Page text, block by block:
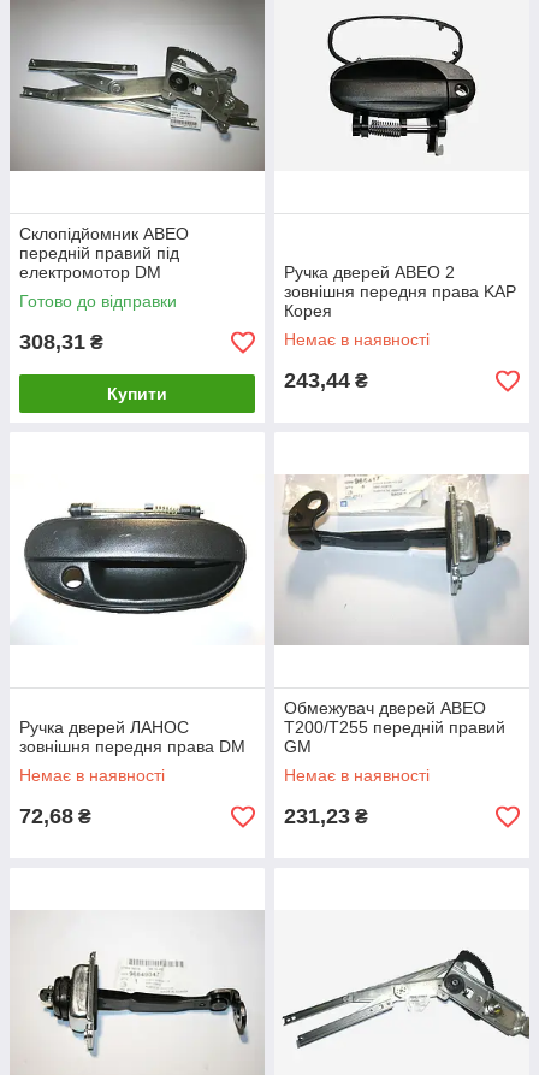
Склопідйомник АВЕО
передній правий під
електромотор DM
Готово до відправки
308,31 ₴
Купити
Ручка дверей АВЕО 2
зовнішня передня права KAP
Корея
Немає в наявності
243,44 ₴
Ручка дверей ЛАНОС
зовнішня передня права DM
Немає в наявності
72,68 ₴
Обмежувач дверей АВЕО
T200/Т255 передній правий
GM
Немає в наявності
231,23 ₴